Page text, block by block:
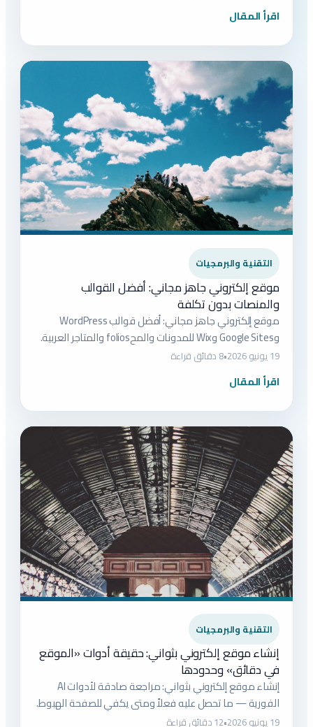
اقرأ المقال
التقنية والبرمجيات
موقع إلكتروني جاهز مجاني: أفضل القوالب
والمنصات بدون تكلفة
موقع إلكتروني جاهز مجاني: أفضل قوالب WordPress
وGoogle Sites وWix للمدونات والمحfolios والمتاجر العربية.
19 يونيو 2026 •8 دقائق قراءة
اقرأ المقال
التقنية والبرمجيات
إنشاء موقع إلكتروني بثواني: حقيقة أدوات «الموقع
في دقائق» وحدودها
إنشاء موقع إلكتروني بثواني: مراجعة صادقة لأدوات AI
الفورية — ما تحصل عليه فعلاً ومتى يكفي للصفحة الهبوط.
19 يونيو 2026 •12 دقائق قراءة